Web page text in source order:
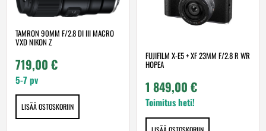
TAMRON 90MM F/2.8 DI III MACRO
VXD NIKON Z
719,00 €
5-7 pv
LISÄÄ OSTOSKORIIN
FUJIFILM X-E5 + XF 23MM F/2.8 R WR
HOPEA
1 849,00 €
Toimitus heti!